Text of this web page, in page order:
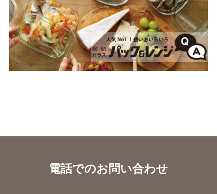
電話でのお問い合わせ